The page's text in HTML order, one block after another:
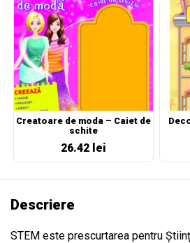
Creatoare de moda – Caiet de
schite
26.42 lei
Descriere
STEM este prescurtarea pentru